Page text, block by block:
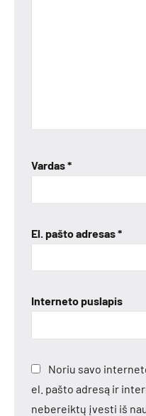
Vardas*
El. pašto adresas*
Interneto puslapis
Noriu savo
el. pašto adresą ir
nebereiktų įvesti iš